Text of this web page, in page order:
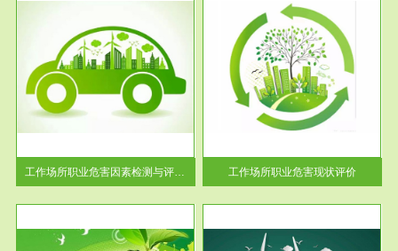
工作场所职业危害因素检测与评价...
服务范围
工作场所职业危害现状评价
【现状评价意义】：具体因素---
-通过质谱分析等多种手段明确
工作场...
工作场所职业危害现状评价